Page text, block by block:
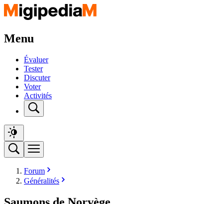
Menu
Évaluer
Tester
Discuter
Voter
Activités
Forum
Généralités